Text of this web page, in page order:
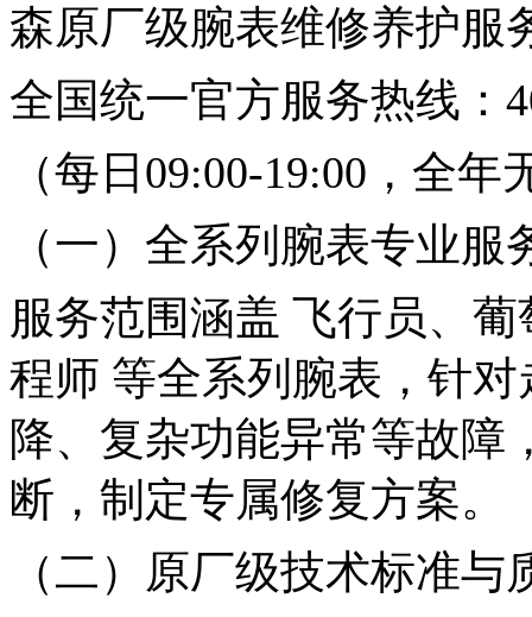
森原厂级腕表维修养护服
全国统一官方服务热线：
（每日09:00-19:00，全
（一）全系列腕表专业服
服务范围涵盖 飞行员、
程师 等全系列腕表，针
降、复杂功能异常等故障
断，制定专属修复方案。
（二）原厂级技术标准与